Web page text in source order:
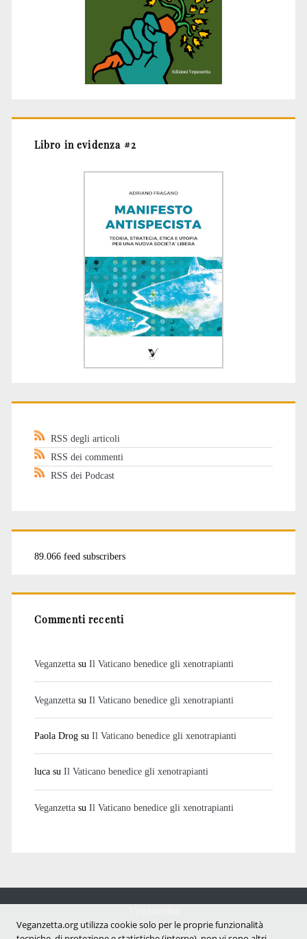
Libro in evidenza #2
RSS degli articoli
RSS dei commenti
RSS dei Podcast
89.066 feed subscribers
Commenti recenti
Veganzettasu Il Vaticano benedice gli xenotrapianti
Veganzettasu Il Vaticano benedice gli xenotrapianti
Paola Drogsu Il Vaticano benedice gli xenotrapianti
lucasu Il Vaticano benedice gli xenotrapianti
Veganzettasu Il Vaticano benedice gli xenotrapianti
Notizie dal mondo vegan e antispecista
Veganzetta.org utilizza cookie solo per le proprie funzionalità